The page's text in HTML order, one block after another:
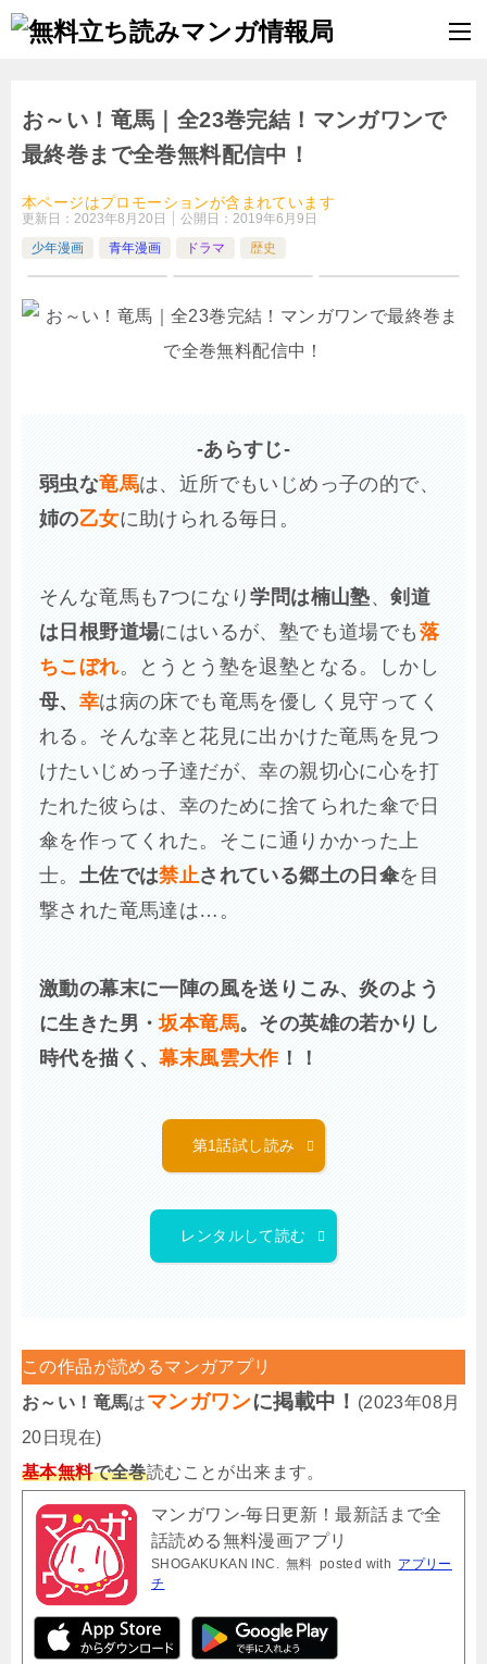
お～い！竜馬｜全23巻完結！マンガワンで
最終巻まで全巻無料配信中！
本ページはプロモーションが含まれています
更新日： 2023年8月20日 公開日： 2019年6月9日
少年漫画
青年漫画 ドラマ 歴史
-あらすじ-
弱虫な竜馬は、近所でもいじめっ子の的で、
姉の乙女に助けられる毎日。
そんな竜馬も7つになり学問は楠山塾、剣道
は日根野道場にはいるが、塾でも道場でも 落
ちこぼれ。とうとう塾を退塾となる。しかし
母、 幸は病の床でも竜馬を優しく見守ってく
れる。そんな幸と花見に出かけた竜馬を見つ
けたいじめっ子達だが、幸の親切心に心を打
たれた彼らは、幸のために捨てられた傘で日
傘を作ってくれた。そこに通りかかった上
士。 土佐では禁止されている郷土の日傘を目
撃された竜馬達は…。
激動の幕末に一陣の風を送りこみ、炎のよう
に生きた男・坂本竜馬。その英雄の若かりし
時代を描く、幕末風雲大作！！
第1話試し読み
レンタルして読む
この作品が読めるマンガアプリ
お～い！竜馬はマンガワンに掲載中！ (2023年08月
20日現在)
基本無料で全巻読むことが出来ます。
マンガワン-毎日更新！最新話まで全
話読める無料漫画アプリ
SHOGAKUKAN INC. 無料 posted with アプリー
チ